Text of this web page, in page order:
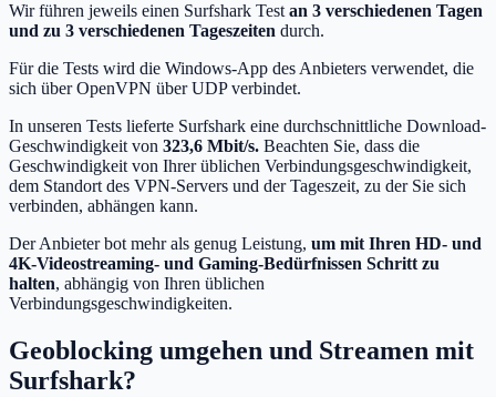
Wir führen jeweils einen Surfshark Test an 3 verschiedenen Tagen
und zu 3 verschiedenen Tageszeiten durch.
Für die Tests wird die Windows-App des Anbieters verwendet, die
sich über OpenVPN über UDP verbindet.
In unseren Tests lieferte Surfshark eine durchschnittliche Download-
Geschwindigkeit von 323,6 Mbit/s. Beachten Sie, dass die
Geschwindigkeit von Ihrer üblichen Verbindungsgeschwindigkeit,
dem Standort des VPN-Servers und der Tageszeit, zu der Sie sich
verbinden, abhängen kann.
Der Anbieter bot mehr als genug Leistung, um mit Ihren HD- und
4K-Videostreaming- und Gaming-Bedürfnissen Schritt zu
halten, abhängig von Ihren üblichen
Verbindungsgeschwindigkeiten.
Geoblocking umgehen und Streamen mit
Surfshark?